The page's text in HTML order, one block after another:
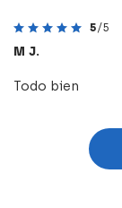
5/5
M J.
Todo bien